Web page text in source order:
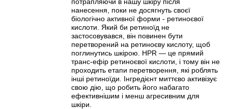
нанесення, поки не досягнуть своєї
біологічно активної форми - ретиноєвої
кислоти. Який би ретиноїд не
застосовувався, він повинен бути
перетворений на ретиноєву кислоту, щоб
поглинутись шкірою. HPR — це прямий
транс-ефір ретиноєвої кислоти, і тому він не
проходить етапи перетворення, які роблять
інші ретиноїди. Інгредієнт миттєво активізує
свою дію, що робить його набагато
ефективнішим і менш агресивним для
шкіри.